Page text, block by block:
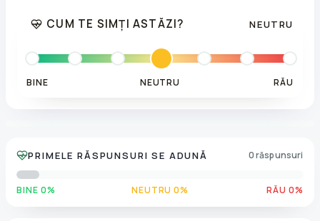
CUM TE SIMȚI ASTĂZI? NEUTRU
BINE NEUTRU RĂU
PRIMELE RĂSPUNSURI SE ADUNĂ 0 răspunsuri
BINE 0% NEUTRU 0% RĂU 0%